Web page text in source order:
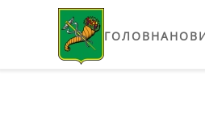
Skip to main content
ГОЛОВНА